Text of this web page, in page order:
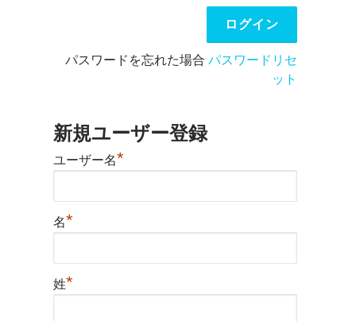
パスワードを忘れた場合パスワードリセ
ット
新規ユーザー登録
ユーザー名*
名*
姓*